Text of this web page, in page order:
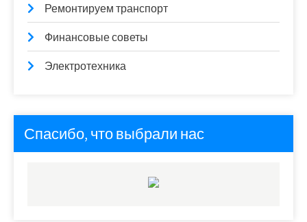
Ремонтируем транспорт
Финансовые советы
Электротехника
Спасибо, что выбрали нас